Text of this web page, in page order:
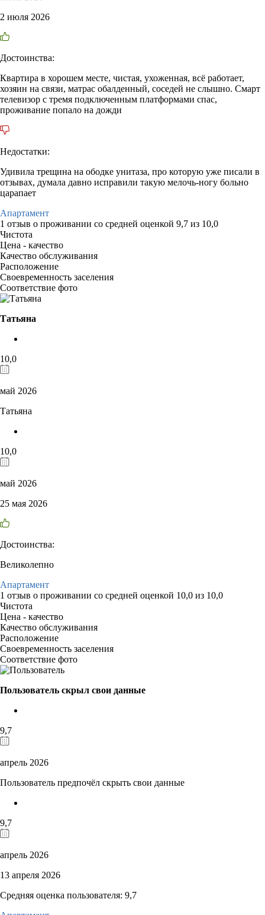
2 июля 2026
Достоинства:
Квартира в хорошем месте, чистая, ухоженная, всё работает,
хозяин на связи, матрас обалденный, соседей не слышно. Смарт
телевизор с тремя подключенным платформами спас,
проживание попало на дожди
Недостатки:
Удивила трещина на ободке унитаза, про которую уже писали в
отзывах, думала давно исправили такую мелочь-ногу больно
царапает
Апартамент
1 отзыв о проживании со средней оценкой 9,7 из 10,0
Чистота
Цена - качество
Качество обслуживания
Расположение
Своевременность заселения
Соответствие фото
Татьяна
10,0
май 2026
Татьяна
10,0
май 2026
25 мая 2026
Достоинства:
Великолепно
Апартамент
1 отзыв о проживании со средней оценкой 10,0 из 10,0
Чистота
Цена - качество
Качество обслуживания
Расположение
Своевременность заселения
Соответствие фото
Пользователь скрыл свои данные
9,7
апрель 2026
Пользователь предпочёл скрыть свои данные
9,7
апрель 2026
13 апреля 2026
Средняя оценка пользователя: 9,7